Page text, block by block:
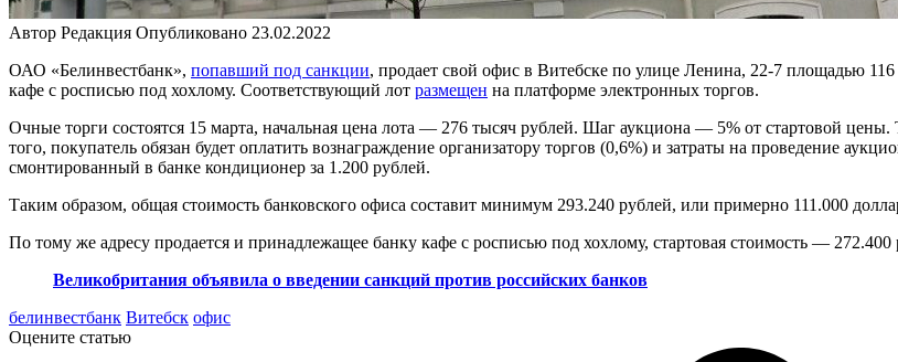
Автор Редакция Опубликовано 23.02.2022
ОАО «Белинвестбанк», попавший под санкции, продает свой офис в Витебске по улице Ленина, 22-7 площадью
кафе с росписью под хохлому. Соответствующий лот размещен на платформе электронных торгов.
Очные торги состоятся 15 марта, начальная цена лота — 276 тысяч рублей. Шаг аукциона — 5% от стартовой
того, покупатель обязан будет оплатить вознаграждение организатору торгов (0,6%) и затраты на проведение
смонтированный в банке кондиционер за 1.200 рублей.
Таким образом, общая стоимость банковского офиса составит минимум 293.240 рублей, или примерно 111.000
По тому же адресу продается и принадлежащее банку кафе с росписью под хохлому, стартовая стоимость — 272.400
Великобритания объявила о введении санкций против российских банков
белинвестбанк Витебск офис
Оцените статью